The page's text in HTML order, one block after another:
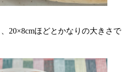
20×8cmほどとかなりの大きさで